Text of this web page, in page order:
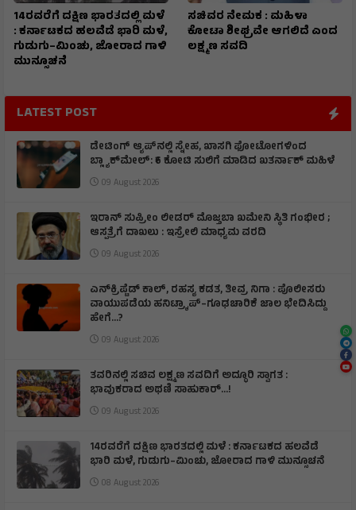
14ರವರೆಗೆ ದಕ್ಷಿಣ ಭಾರತದಲ್ಲಿ ಮಳೆ
: ಕರ್ನಾಟಕದ ಹಲವೆಡೆ ಭಾರಿ ಮಳೆ,
ಗುಡುಗು–ಮಿಂಚು, ಜೋರಾದ ಗಾಳಿ
ಮುನ್ಸೂಚನೆ
ಸಚಿವರ ನೇಮಕ : ಮಹಿಳಾ
ಕೋಟಾ ಶೀಘ್ರವೇ ಆಗಲಿದೆ ಎಂದ
ಲಕ್ಷ್ಮಣ ಸವದಿ
LATEST POST
ಡೇಟಿಂಗ್ ಆ್ಯಪ್‌ನಲ್ಲಿ ಸ್ನೇಹ, ಖಾಸಗಿ ಫೋಟೋಗಳಿಂದ
ಬ್ಲ್ಯಾಕ್‌ಮೇಲ್: ₹6 ಕೋಟಿ ಸುಲಿಗೆ ಮಾಡಿದ ಖತರ್ನಾಕ್‌ ಮಹಿಳೆ
09 August 2026
ಇರಾನ್‌ ಸುಪ್ರೀಂ ಲೀಡರ್‌ ಮೊಜ್ತಬಾ ಖಮೇನಿ ಸ್ಥಿತಿ ಗಂಭೀರ ;
ಆಸ್ಪತ್ರೆಗೆ ದಾಖಲು : ಇಸ್ರೇಲಿ ಮಾಧ್ಯಮ ವರದಿ
09 August 2026
ಎನ್‌ಕ್ರಿಪ್ಟೆಡ್‌ ಕಾಲ್‌, ರಹಸ್ಯ ಕಡತ, ತೀವ್ರ ನಿಗಾ : ಪೊಲೀಸರು
ವಾಯುಪಡೆಯ ಹನಿಟ್ರ್ಯಾಪ್–ಗೂಢಚಾರಿಕೆ ಜಾಲ ಭೇದಿಸಿದ್ದು
ಹೇಗೆ…?
09 August 2026
ತವರಿನಲ್ಲಿ ಸಚಿವ ಲಕ್ಷ್ಮಣ ಸವದಿಗೆ ಅದ್ಧೂರಿ ಸ್ವಾಗತ :
ಭಾವುಕರಾದ ಅಥಣಿ ಸಾಹುಕಾರ್...!
09 August 2026
14ರವರೆಗೆ ದಕ್ಷಿಣ ಭಾರತದಲ್ಲಿ ಮಳೆ : ಕರ್ನಾಟಕದ ಹಲವೆಡೆ
ಭಾರಿ ಮಳೆ, ಗುಡುಗು–ಮಿಂಚು, ಜೋರಾದ ಗಾಳಿ ಮುನ್ಸೂಚನೆ
08 August 2026